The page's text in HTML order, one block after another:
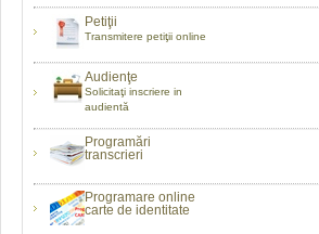
Petiţii
Transmitere petiţii online
Audienţe
Solicitaţi inscriere in
audientă
Programări
transcrieri
Programare online
carte de identitate